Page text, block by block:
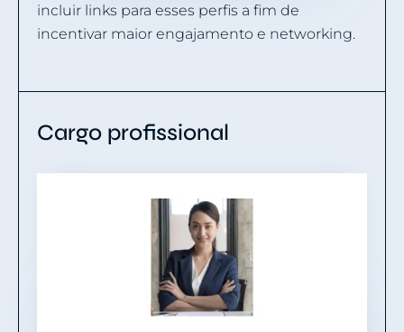
incluir links para esses perfis a fim de
incentivar maior engajamento e networking.
Cargo profissional